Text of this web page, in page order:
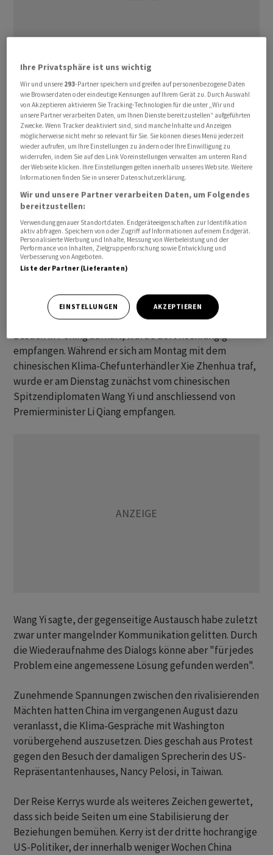
China stösst weltweit mit Abstand am meisten
klimaschädliche Treibhausgase aus, gefolgt von den
USA. Beim Pro-Kopf-Ausstoss allerdings liegen die
Amerikaner deutlich vor den Chinesen. China plant,
seine Emissionen erst ab 2030 schrittweise zu drosseln -
was Experten als unvereinbar ansehen mit dem Ziel, die
Erderwärmung auf 1,5 Grad im Vergleich zur
Schon jetzt hat sich die Erde um etwa 1,1 Grad erwärmt,
in Deutschland sogar um 1,6 Grad. Die wärmsten acht
Jahre, die aufgezeichnet wurden, lagen zwischen 2015
Kerry, der sich seit Sonntag zu einem viertägigen
Besuch in Peking aufhält, wurde dort hochrangig
empfangen. Während er sich am Montag mit dem
chinesischen Klima-Chefunterhändler Xie Zhenhua traf,
wurde er am Dienstag zunächst vom chinesischen
Spitzendiplomaten Wang Yi und anschliessend von
Premierminister Li Qiang empfangen.
Wang Yi sagte, der gegenseitige Austausch habe zuletzt
zwar unter mangelnder Kommunikation gelitten. Durch
die Wiederaufnahme des Dialogs könne aber "für jedes
Problem eine angemessene Lösung gefunden werden".
Zunehmende Spannungen zwischen den rivalisierenden
Mächten hatten China im vergangenen August dazu
veranlasst, die Klima-Gespräche mit Washington
vorübergehend auszusetzen. Dies geschah aus Protest
gegen den Besuch der damaligen Sprecherin des US-
Repräsentantenhauses, Nancy Pelosi, in Taiwan.
Der Reise Kerrys wurde als weiteres Zeichen gewertet,
dass sich beide Seiten um eine Stabilisierung der
Beziehungen bemühen. Kerry ist der dritte hochrangige
US-Politiker, der innerhalb weniger Wochen China
Ihre Privatsphäre ist uns wichtig
Wir und unsere 293-Partner speichern und greifen auf personenbezogene Daten
wie Browserdaten oder eindeutige Kennungen auf Ihrem Gerät zu. Durch Auswahl
von Akzeptieren aktivieren Sie Tracking-Technologien für die unter „Wir und
unsere Partner verarbeiten Daten, um Ihnen Dienste bereitzustellen“ aufgeführten
Zwecke. Wenn Tracker deaktiviert sind, sind manche Inhalte und Anzeigen
möglicherweise nicht mehr so relevant für Sie. Sie können dieses Menü jederzeit
wieder aufrufen, um Ihre Einstellungen zu ändern oder Ihre Einwilligung zu
widerrufen, indem Sie auf den Link Voreinstellungen verwalten am unteren Rand
der Webseite klicken. Ihre Einstellungen gelten innerhalb unseres Website. Weitere
Informationen finden Sie in unserer Datenschutzerklärung.
Wir und unsere Partner verarbeiten Daten, um Folgendes
bereitzustellen:
Verwendung genauer Standortdaten. Endgeräteeigenschaften zur Identifikation
aktiv abfragen. Speichern von oder Zugriff auf Informationen auf einem Endgerät.
Personalisierte Werbung und Inhalte, Messung von Werbeleistung und der
Performance von Inhalten, Zielgruppenforschung sowie Entwicklung und
Verbesserung von Angeboten.
Liste der Partner (Lieferanten)
EINSTELLUNGEN AKZEPTIEREN